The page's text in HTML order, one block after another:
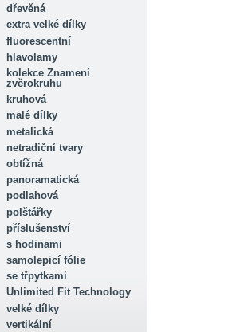
dřevěná
extra velké dílky
fluorescentní
hlavolamy
kolekce Znamení
zvěrokruhu
kruhová
malé dílky
metalická
netradiční tvary
obtížná
panoramatická
podlahová
polštářky
příslušenství
s hodinami
samolepicí fólie
se třpytkami
Unlimited Fit Technology
velké dílky
vertikální